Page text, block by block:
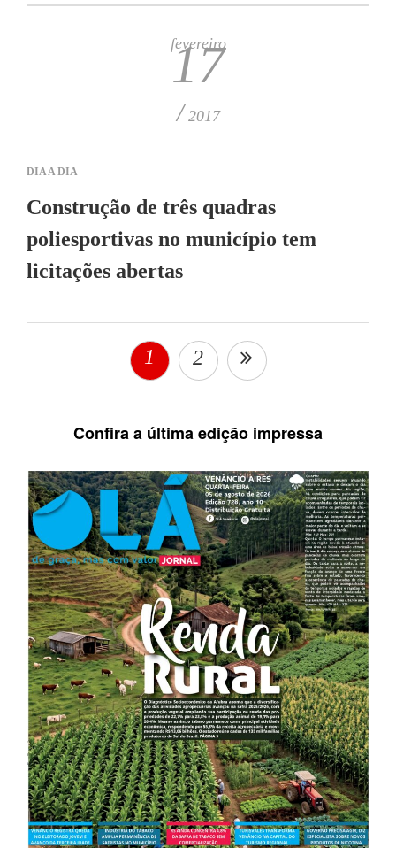
fevereiro
17
/ 2017
DIA A DIA
Construção de três quadras
poliesportivas no município tem
licitações abertas
1 2
Confira a última edição impressa